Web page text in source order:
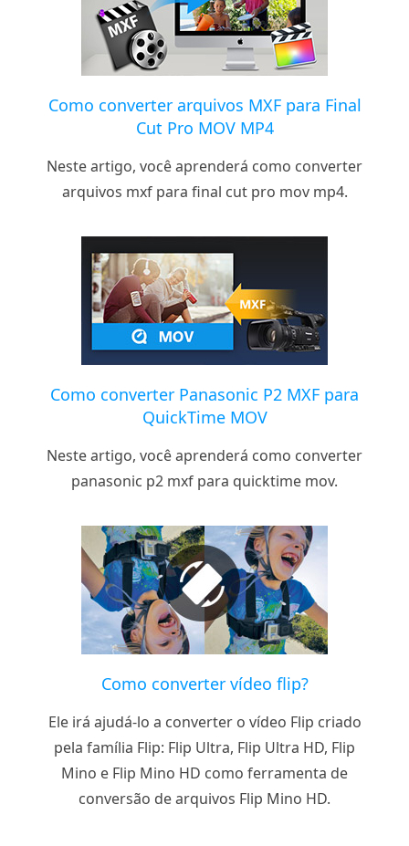
Como converter arquivos MXF para Final
Cut Pro MOV MP4
Neste artigo, você aprenderá como converter
arquivos mxf para final cut pro mov mp4.
Como converter Panasonic P2 MXF para
QuickTime MOV
Neste artigo, você aprenderá como converter
panasonic p2 mxf para quicktime mov.
Como converter vídeo flip?
Ele irá ajudá-lo a converter o vídeo Flip criado
pela família Flip: Flip Ultra, Flip Ultra HD, Flip
Mino e Flip Mino HD como ferramenta de
conversão de arquivos Flip Mino HD.